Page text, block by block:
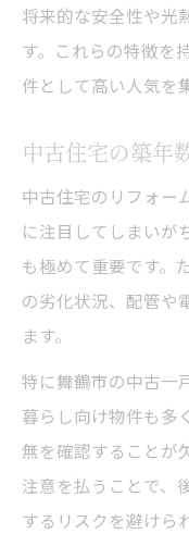
将来的な安全性や光
す。これらの特徴を
件として高い人気を
中古住宅の築年
中古住宅のリフォー
に注目してしまいが
も極めて重要です。
の劣化状況、配管や
ます。
特に舞鶴市の中古一
暮らし向け物件も多
無を確認することが
注意を払うことで、
するリスクを避けら